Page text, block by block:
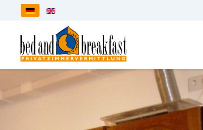
Sprache auswählen